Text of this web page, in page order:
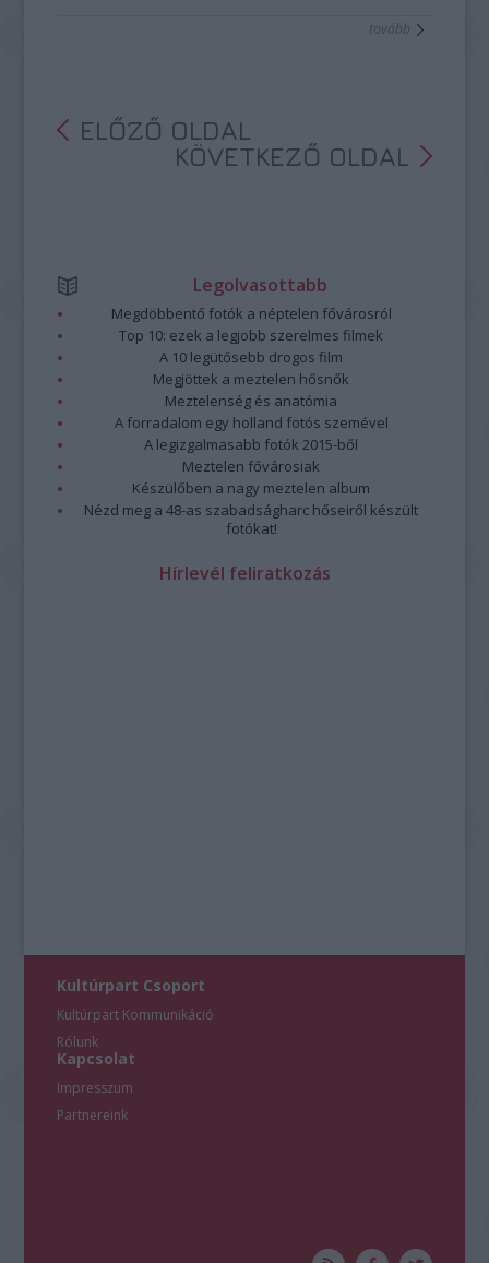
tovább
ELŐZŐ OLDAL
KÖVETKEZŐ OLDAL
Legolvasottabb
Megdöbbentő fotók a néptelen fővárosról
Top 10: ezek a legjobb szerelmes filmek
A 10 legütősebb drogos film
Megjöttek a meztelen hősnők
Meztelenség és anatómia
A forradalom egy holland fotós szemével
A legizgalmasabb fotók 2015-ből
Meztelen fővárosiak
Készülőben a nagy meztelen album
Nézd meg a 48-as szabadságharc hőseiről készült
fotókat!
Hírlevél feliratkozás
Kultúrpart Csoport
Kultúrpart Kommunikáció
Rólunk
Kapcsolat
Impresszum
Partnereink